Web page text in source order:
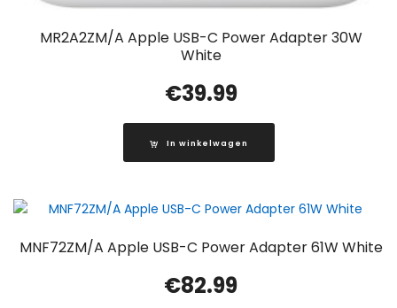
MR2A2ZM/A Apple USB-C Power Adapter 30W
White
€39.99
In winkelwagen
MNF72ZM/A Apple USB-C Power Adapter 61W White
€82.99